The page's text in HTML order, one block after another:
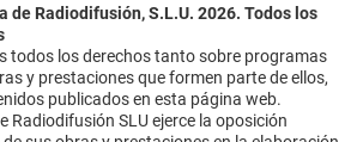
de Radiodifusión, S.L.U. 2026. Todos los
todos los derechos tanto sobre programas
y prestaciones que formen parte de ellos,
publicados en esta página web.
Radiodifusión SLU ejerce la oposición